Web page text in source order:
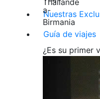
Nuestras
Guía de viajes
¿Es su primer